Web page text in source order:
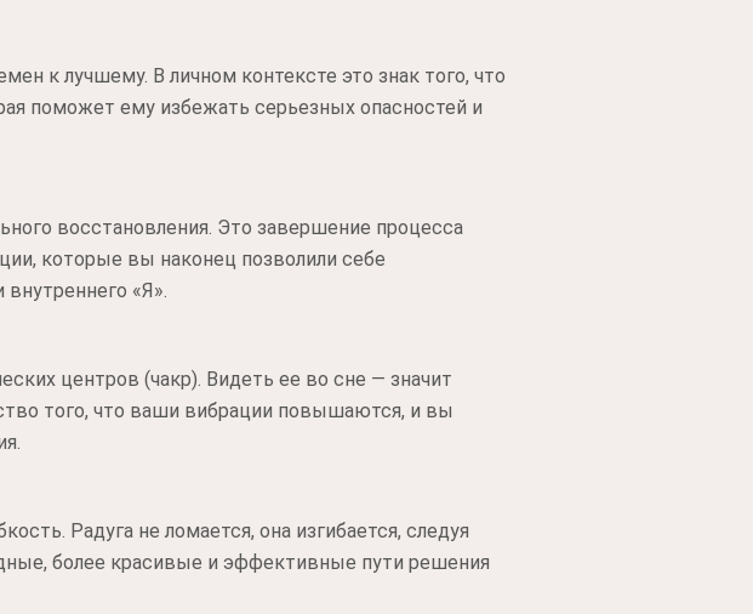
к лучшему. В личном контексте это знак того, что
поможет ему избежать серьезных опасностей и
восстановления. Это завершение процесса
которые вы наконец позволили себе
внутреннего «Я».
центров (чакр). Видеть ее во сне — значит
того, что ваши вибрации повышаются, и вы
Радуга не ломается, она изгибается, следуя
более красивые и эффективные пути решения